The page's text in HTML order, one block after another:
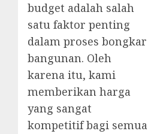
budget adalah salah
satu faktor penting
dalam proses bongkar
bangunan. Oleh
karena itu, kami
memberikan harga
yang sangat
kompetitif bagi semua